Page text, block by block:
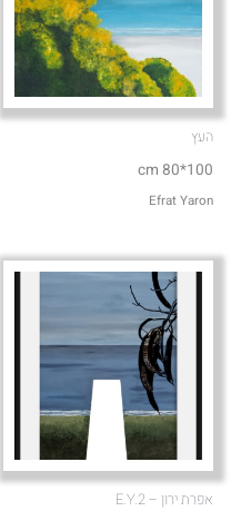
העץ
100*80 cm
Efrat Yaron
אפרת ירון – E.Y.2